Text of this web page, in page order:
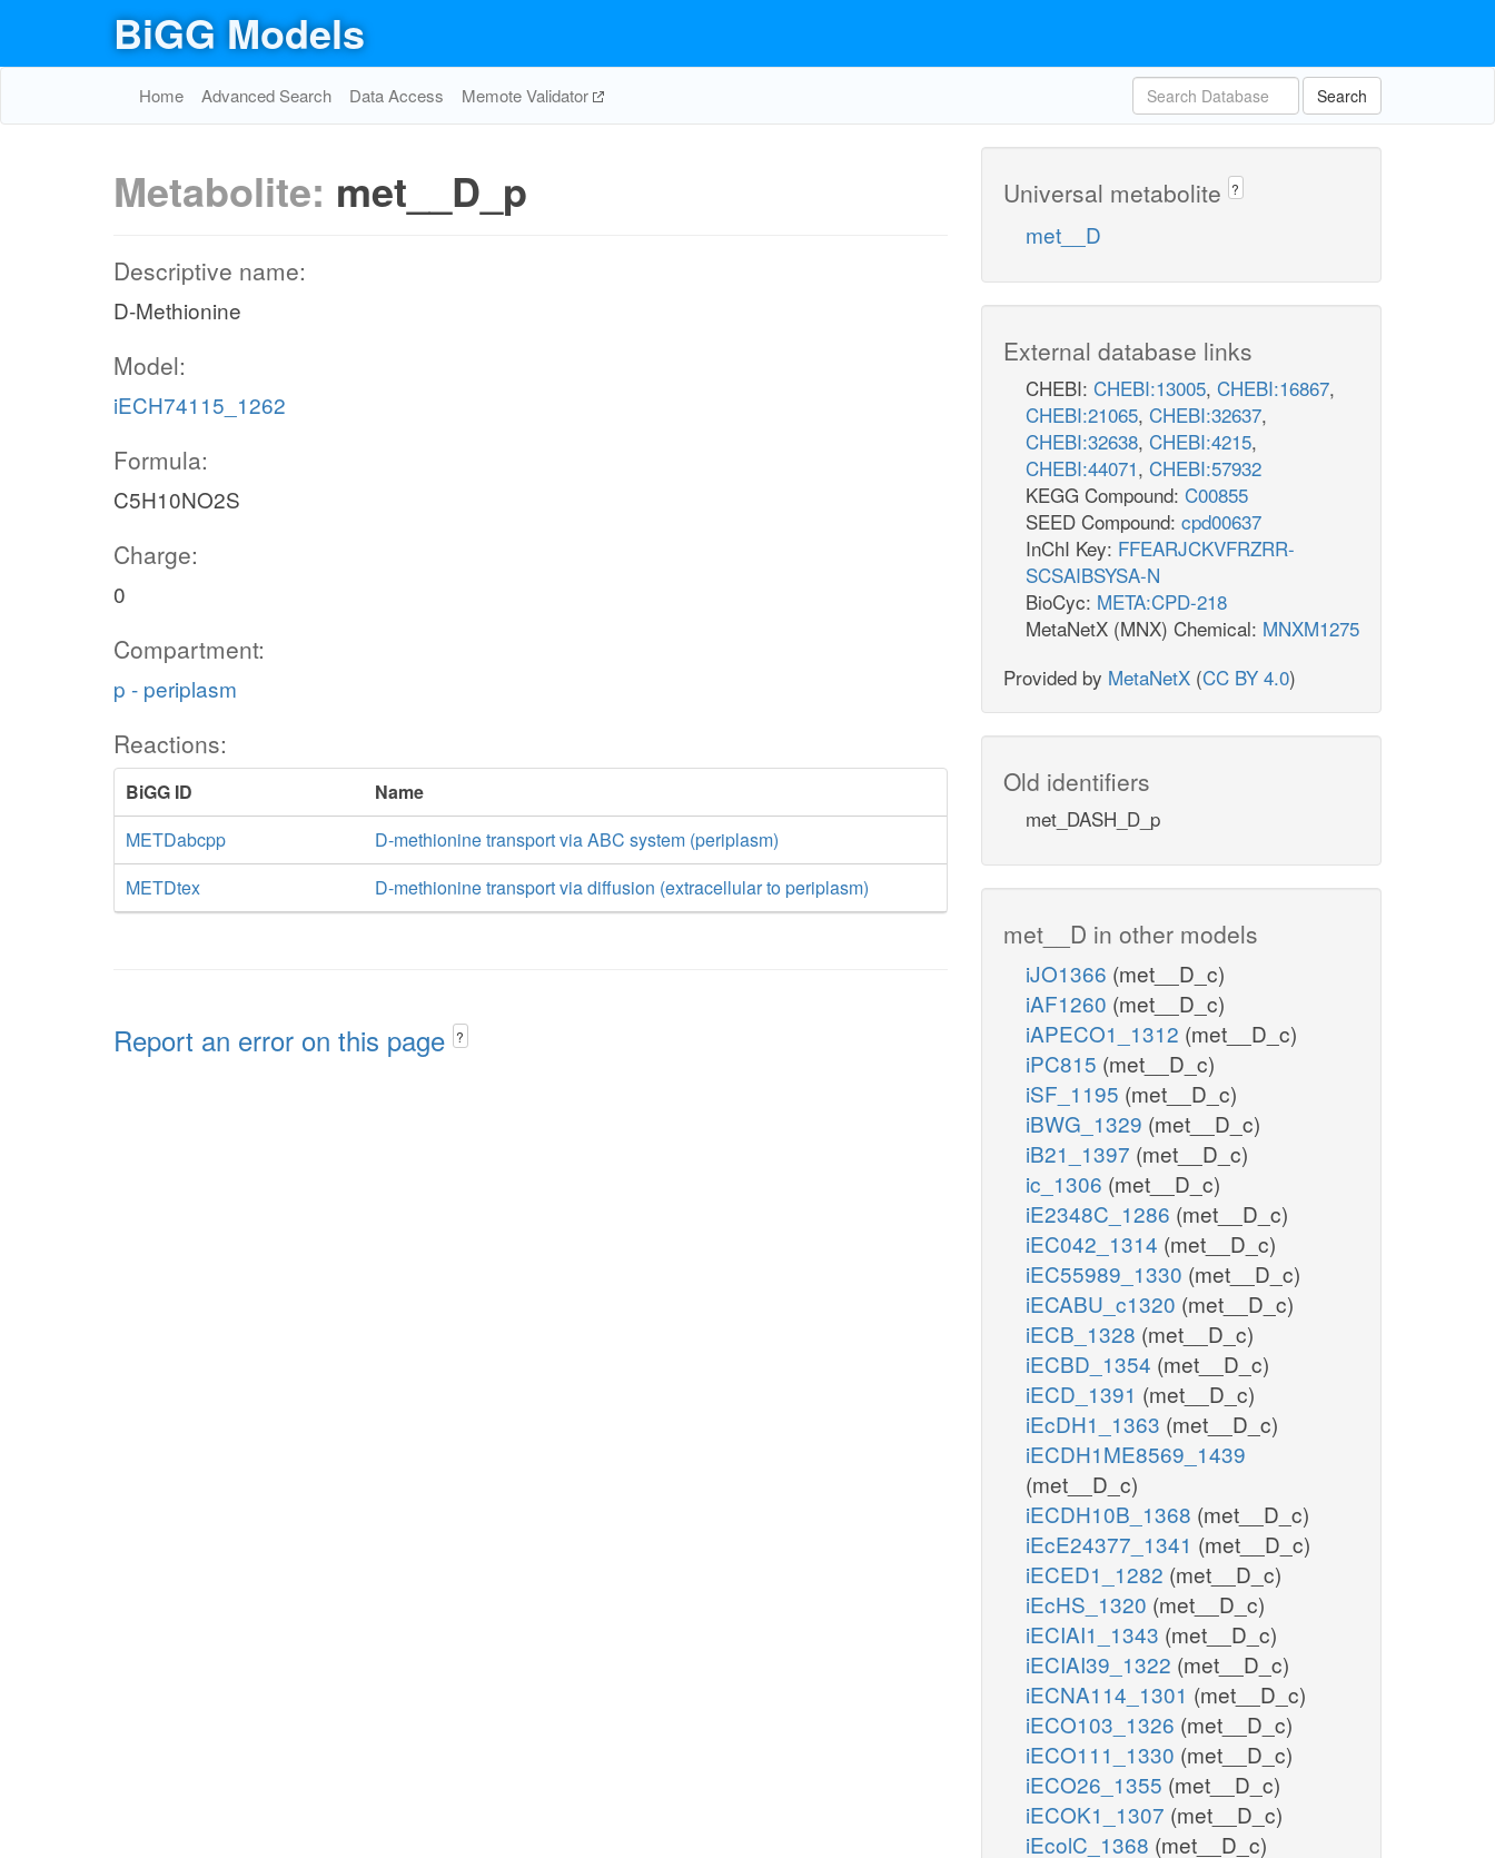
BiGG Models
Home Advanced Search Data Access Memote Validator Search
Metabolite: met__D_p
Descriptive name:
D-Methionine
Model:
iECH74115_1262
Formula:
C5H10NO2S
Charge:
0
Compartment:
p - periplasm
Reactions:
BiGG ID
Name
METDabcpp
D-methionine transport via ABC system (periplasm)
METDtex
D-methionine transport via diffusion (extracellular to periplasm)
Report an error on this page ?
Universal metabolite ?
met__D
External database links
CHEBI: CHEBI:13005, CHEBI:16867,
CHEBI:21065, CHEBI:32637,
CHEBI:32638, CHEBI:4215,
CHEBI:44071, CHEBI:57932
KEGG Compound: C00855
SEED Compound: cpd00637
InChI Key: FFEARJCKVFRZRR-
SCSAIBSYSA-N
BioCyc: META:CPD-218
MetaNetX (MNX) Chemical: MNXM1275
Provided by MetaNetX (CC BY 4.0)
Old identifiers
met_DASH_D_p
met__D in other models
iJO1366 (met__D_c)
iAF1260 (met__D_c)
iAPECO1_1312 (met__D_c)
iPC815 (met__D_c)
iSF_1195 (met__D_c)
iBWG_1329 (met__D_c)
iB21_1397 (met__D_c)
ic_1306 (met__D_c)
iE2348C_1286 (met__D_c)
iEC042_1314 (met__D_c)
iEC55989_1330 (met__D_c)
iECABU_c1320 (met__D_c)
iECB_1328 (met__D_c)
iECBD_1354 (met__D_c)
iECD_1391 (met__D_c)
iEcDH1_1363 (met__D_c)
iECDH1ME8569_1439
(met__D_c)
iECDH10B_1368 (met__D_c)
iEcE24377_1341 (met__D_c)
iECED1_1282 (met__D_c)
iEcHS_1320 (met__D_c)
iECIAI1_1343 (met__D_c)
iECIAI39_1322 (met__D_c)
iECNA114_1301 (met__D_c)
iECO103_1326 (met__D_c)
iECO111_1330 (met__D_c)
iECO26_1355 (met__D_c)
iECOK1_1307 (met__D_c)
iEcolC_1368 (met__D_c)